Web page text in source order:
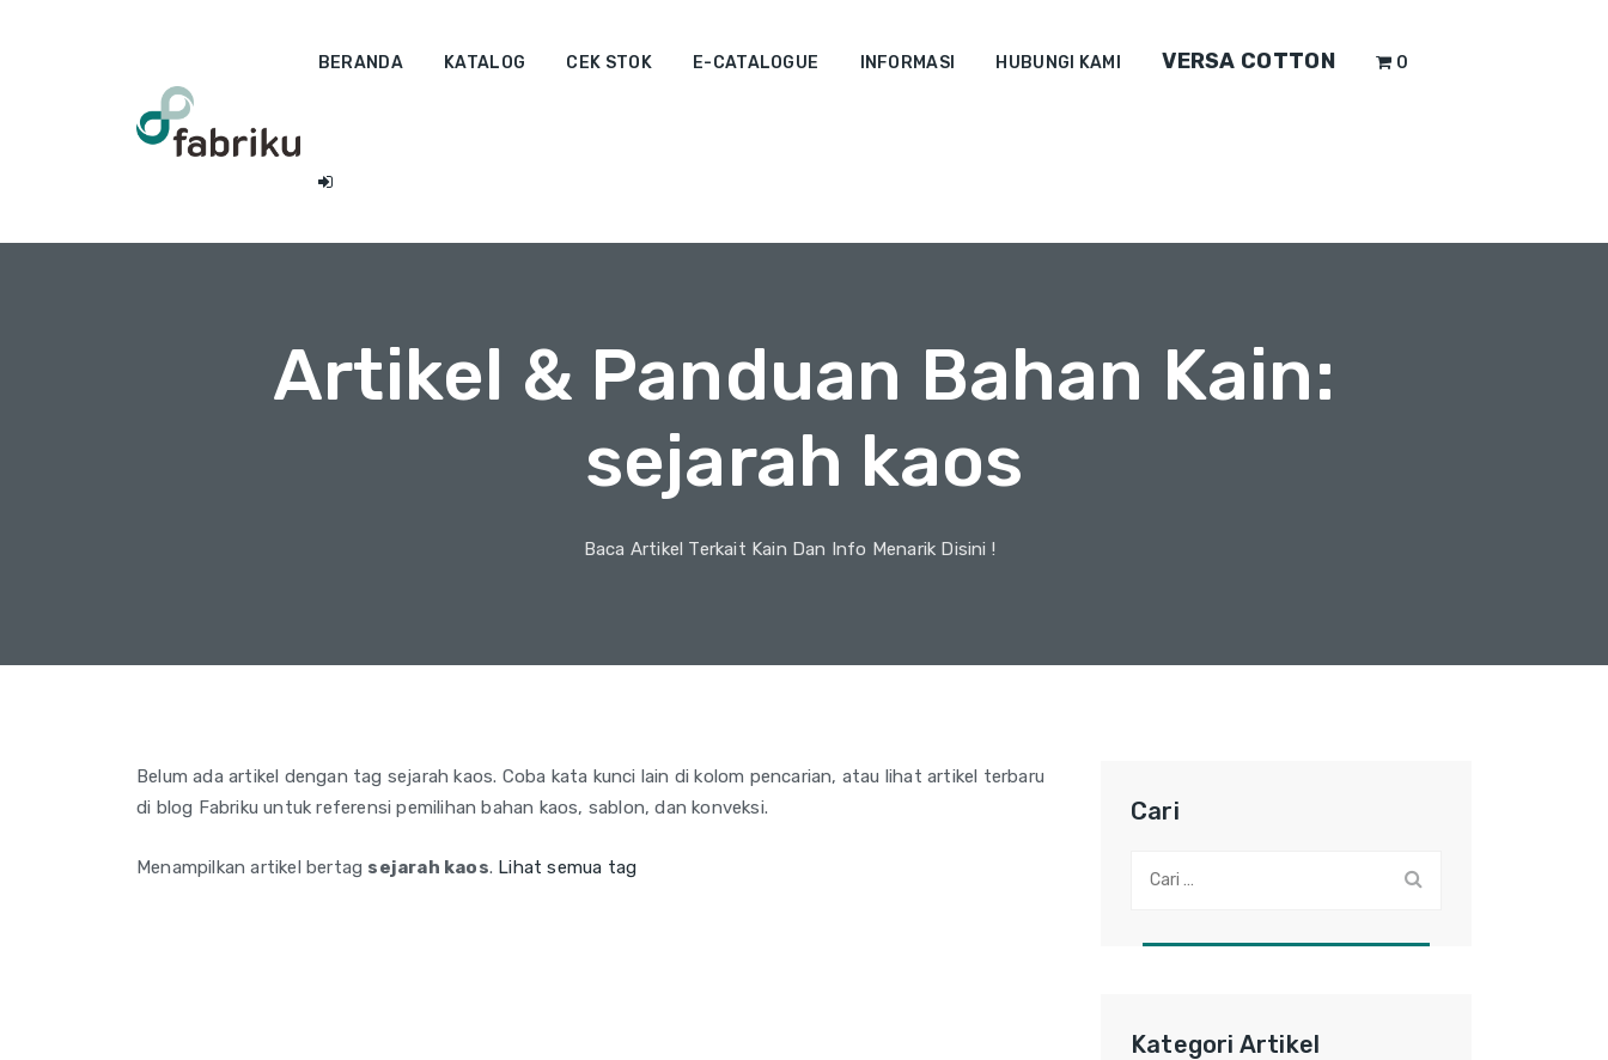
BERANDA KATALOG CEK STOK E-CATALOGUE INFORMASI HUBUNGI KAMI VERSA COTTON 0
Artikel & Panduan Bahan Kain:
sejarah kaos
Baca Artikel Terkait Kain Dan Info Menarik Disini !
Belum ada artikel dengan tag sejarah kaos. Coba kata kunci lain di kolom pencarian, atau lihat artikel terbaru
di blog Fabriku untuk referensi pemilihan bahan kaos, sablon, dan konveksi.
Menampilkan artikel bertag sejarah kaos. Lihat semua tag
Cari
Kategori Artikel